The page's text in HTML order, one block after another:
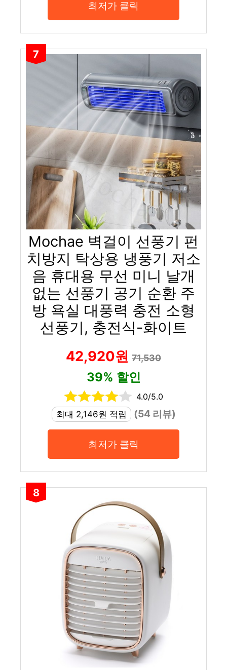
최저가 클릭
7
Mochae 벽걸이 선풍기 펀
치방지 탁상용 냉풍기 저소
음 휴대용 무선 미니 날개
없는 선풍기 공기 순환 주
방 욕실 대풍력 충전 소형
선풍기, 충전식-화이트
42,920원 71,530
39% 할인
4.0/5.0
최대 2,146원 적립
(54 리뷰)
최저가 클릭
8